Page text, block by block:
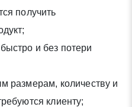
получить
и без потери
размерам, количеству и
клиенту;